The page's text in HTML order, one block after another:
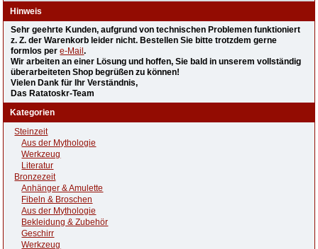
Hinweis
Sehr geehrte Kunden, aufgrund von technischen Problemen funktioniert
z. Z. der Warenkorb leider nicht. Bestellen Sie bitte trotzdem gerne
formlos pere-Mail.
Wir arbeiten an einer Lösung und hoffen, Sie bald in unserem vollständig
überarbeiteten Shop begrüßen zu können!
Vielen Dank für Ihr Verständnis,
Das Ratatoskr-Team
Kategorien
Steinzeit
Aus der Mythologie
Werkzeug
Literatur
Bronzezeit
Anhänger & Amulette
Fibeln & Broschen
Aus der Mythologie
Bekleidung & Zubehör
Geschirr
Werkzeug